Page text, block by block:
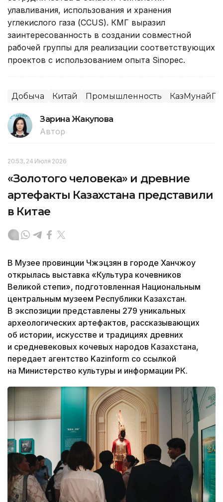
улавливания, использования и хранения
углекислого газа (CCUS). КМГ выразил
заинтересованность в создании совместной
рабочей группы для реализации соответствующих
проектов с использованием опыта Sinopec.
Добыча Китай Промышленность
Зарина Жакупова
Автор
20:53, 24 Июля 2026
«Золотого человека» и древние
артефакты Казахстана представили
в Китае
В Музее провинции Чжэцзян в городе Ханчжоу
открылась выставка «Культура кочевников
Великой степи», подготовленная Национальным
центральным музеем Республики Казахстан.
В экспозиции представлены 279 уникальных
археологических артефактов, рассказывающих
об истории, искусстве и традициях древних
и средневековых кочевых народов Казахстана,
передает агентство Kazinform со ссылкой
на Министерство культуры и информации РК.